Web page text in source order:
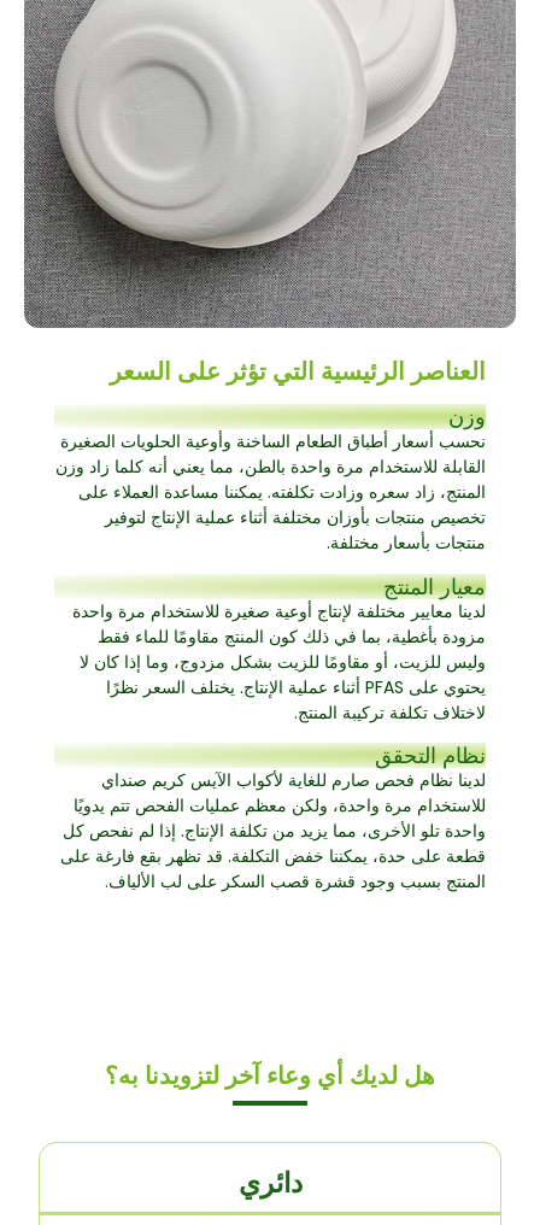
العناصر الرئيسية التي تؤثر على السعر
وزن
نحسب أسعار أطباق الطعام الساخنة وأوعية الحلويات الصغيرة
القابلة للاستخدام مرة واحدة بالطن، مما يعني أنه كلما زاد وزن
المنتج، زاد سعره وزادت تكلفته. يمكننا مساعدة العملاء على
تخصيص منتجات بأوزان مختلفة أثناء عملية الإنتاج لتوفير
منتجات بأسعار مختلفة.
معيار المنتج
لدينا معايير مختلفة لإنتاج أوعية صغيرة للاستخدام مرة واحدة
مزودة بأغطية، بما في ذلك كون المنتج مقاومًا للماء فقط
وليس للزيت، أو مقاومًا للزيت بشكل مزدوج، وما إذا كان لا
يحتوي على PFAS أثناء عملية الإنتاج. يختلف السعر نظرًا
لاختلاف تكلفة تركيبة المنتج.
نظام التحقق
لدينا نظام فحص صارم للغاية لأكواب الآيس كريم صنداي
للاستخدام مرة واحدة، ولكن معظم عمليات الفحص تتم يدويًا
واحدة تلو الأخرى، مما يزيد من تكلفة الإنتاج. إذا لم نفحص كل
قطعة على حدة، يمكننا خفض التكلفة. قد تظهر بقع فارغة على
المنتج بسبب وجود قشرة قصب السكر على لب الألياف.
هل لديك أي وعاء آخر لتزويدنا به؟
دائري